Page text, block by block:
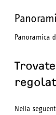
Panoramica
Nella